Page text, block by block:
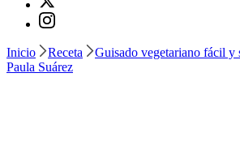
Inicio Receta
Guisado vegetariano fácil y
Paula Suárez